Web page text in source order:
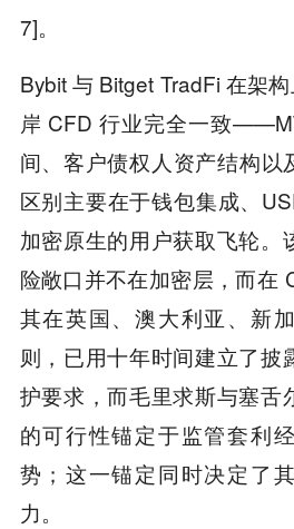
7]。
Bybit 与 Bitget TradFi 在架
岸 CFD 行业完全一致
间、客户债权人资产结构
区别主要在于钱包集成、
加密原生的用户获取飞轮。
险敞口并不在加密层，而在
其在英国、澳大利亚、新
则，已用十年时间建立了披
护要求，而毛里求斯与塞舌
的可行性锚定于监管套利
势；这一锚定同时决定了
力。